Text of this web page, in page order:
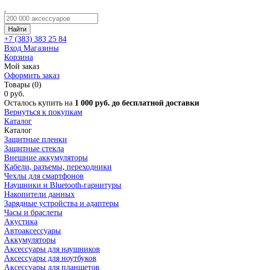
Найти
+7 (383) 383 25 84
Вход Магазины
Корзина
Мой заказ
Оформить заказ
Товары (0)
0 руб.
Осталось купить на 1 000 руб. до бесплатной доставки
Вернуться к покупкам
Каталог
Каталог
Защитные пленки
Защитные стекла
Внешние аккумуляторы
Кабели, разъемы, переходники
Чехлы для смартфонов
Наушники и Bluetooth-гарнитуры
Накопители данных
Зарядные устройства и адаптеры
Часы и браслеты
Акустика
Автоаксессуары
Аккумуляторы
Аксессуары для наушников
Аксессуары для ноутбуков
Аксессуары для планшетов